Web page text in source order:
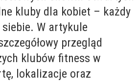
kluby dla kobiet – każdy
W artykule
przegląd
klubów fitness w
lokalizacje oraz